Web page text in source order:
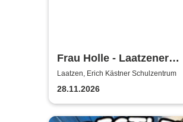
Frau Holle - Laatzener
Weihnachtsmärchen 2026
Laatzen, Erich Kästner Schulzentrum
28.11.2026